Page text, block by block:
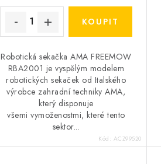
Robotická sekačka AMA FREEMOW
RBA2001 je vyspělým modelem
robotických sekaček od Italského
výrobce zahradní techniky AMA,
který disponuje
všemi vymoženostmi, které tento
sektor...
Kód: ACZ99520